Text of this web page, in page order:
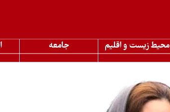
محیط زیست و اقلیم جامعه